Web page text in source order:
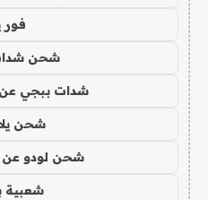
فور
شحن
شدات ببجي عن
شحن
شحن لودو عن
شعبية